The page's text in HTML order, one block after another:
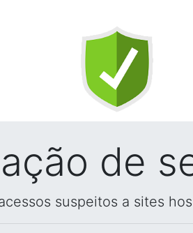
de
suspeitos a sites